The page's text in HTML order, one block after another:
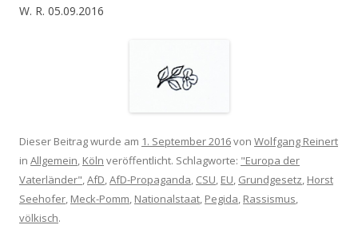
W. R. 05.09.2016
Dieser Beitrag wurde am 1. September 2016von Wolfgang Reinert
in Allgemein, Köln veröffentlicht. Schlagworte: "Europa der
Vaterländer",AfD,AfD-Propaganda, CSU, EU, Grundgesetz, Horst
Seehofer, Meck-Pomm, Nationalstaat, Pegida, Rassismus,
völkisch.